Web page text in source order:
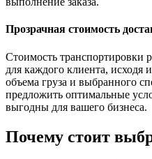
Прозрачная стоимость
Стоимость транспортировки
для каждого клиента, исходя
объема груза и выбранного
предложить оптимальные
выгодны для вашего бизнеса.
Почему стоит